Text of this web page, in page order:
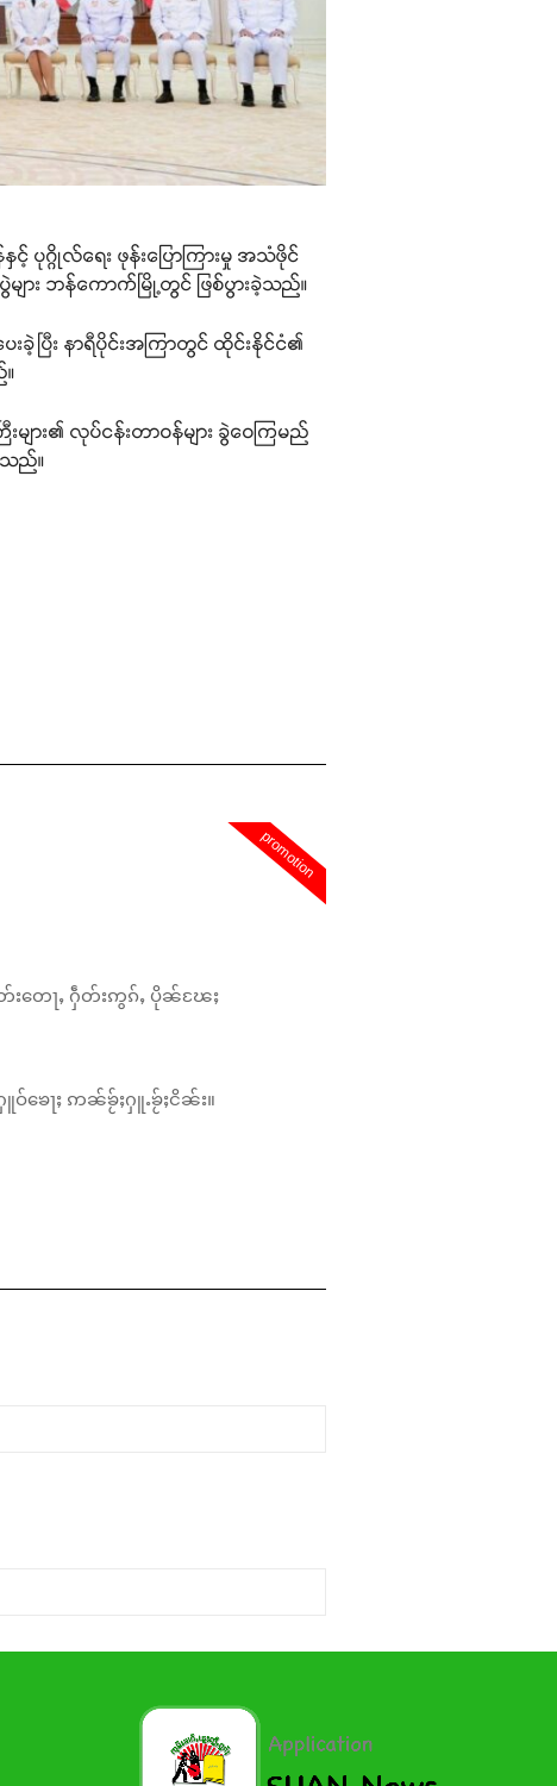
ပုဂ္ဂိုလ်ရေး ဖုန်းပြောကြားမှု အသံဖိုင်
များ ဘန်ကောက်မြို့တွင် ဖြစ်ပွားခဲ့သည်။
ြီး နာရီပိုင်းအကြာတွင် ထိုင်းနိုင်ငံ၏
ား၏ လုပ်ငန်းတာဝန်များ ခွဲဝေကြမည်
သည်။
promotion
တ်းတေႃႇ ႁဵတ်းဢွၵ်ႇ ပိုၼ်ၽႄႈ
ႁူဝ်ၶေႃႈ ဢၼ်ၶႂ်ႈႁူႉၶႂ်ႈငိၼ်း။